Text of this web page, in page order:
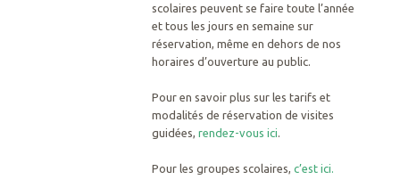
scolaires peuvent se faire toute l’année
et tous les jours en semaine sur
réservation, même en dehors de nos
horaires d’ouverture au public.
Pour en savoir plus sur les tarifs et
modalités de réservation de visites
guidées,rendez-vous ici
Pour les groupes scolaires,c’est ici.